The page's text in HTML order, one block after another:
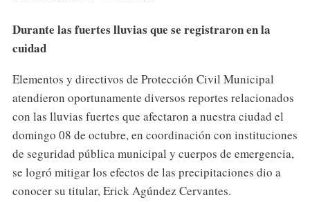
Durante las fuertes lluvias que se registraron en la
cuidad
Elementos y directivos de Protección Civil Municipal
atendieron oportunamente diversos reportes relacionados
con las lluvias fuertes que afectaron a nuestra ciudad el
domingo 08 de octubre, en coordinación con instituciones
de seguridad pública municipal y cuerpos de emergencia,
se logró mitigar los efectos de las precipitaciones dio a
conocer su titular, Erick Agúndez Cervantes.